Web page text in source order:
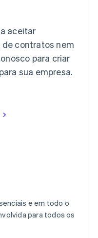
aceitar
contratos nem
para criar
sua empresa.
e em todo o
para todos os